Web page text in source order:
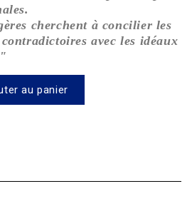
cherchent à concilier les
avec les idéaux
au panier